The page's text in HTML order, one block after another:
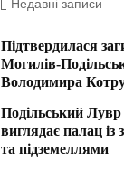
Недавні записи
Підтвердилася
Могилів-
Володимира
Подільський
виглядає палац із
та підземеллями